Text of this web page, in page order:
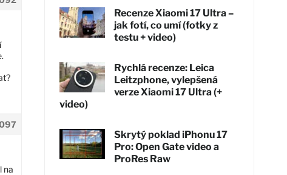
na
Recenze Xiaomi 17 Ultra –
jak fotí, co umí (fotky z
testu + video)
Rychlá recenze: Leica
Leitzphone, vylepšená
verze Xiaomi 17 Ultra (+
video)
Skrytý poklad iPhonu 17
Pro: Open Gate video a
ProRes Raw